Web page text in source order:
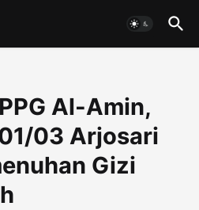
Al-Amin,
03 Arjosari
Gizi